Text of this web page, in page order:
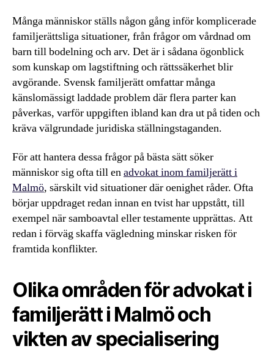
Många människor ställs någon gång inför komplicerade
familjerättsliga situationer, från frågor om vårdnad om
barn till bodelning och arv. Det är i sådana ögonblick
som kunskap om lagstiftning och rättssäkerhet blir
avgörande. Svensk familjerätt omfattar många
känslomässigt laddade problem där flera parter kan
påverkas, varför uppgiften ibland kan dra ut på tiden och
kräva välgrundade juridiska ställningstaganden.
För att hantera dessa frågor på bästa sätt söker
människor sig ofta till enadvokat inom familjerätt i
Malmö, särskilt vid situationer där oenighet råder. Ofta
börjar uppdraget redan innan en tvist har uppstått, till
exempel när samboavtal eller testamente upprättas. Att
redan i förväg skaffa vägledning minskar risken för
framtida konflikter.
Olika områden för advokat i
familjerätt i Malmö och
vikten av specialisering